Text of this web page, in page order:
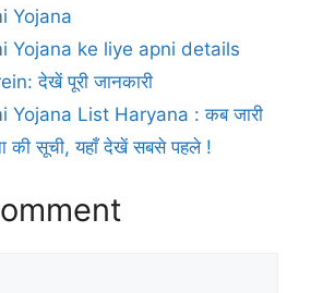
Yojana
Yojana ke liye apni details
देखें पूरी जानकारी
Yojana List Haryana : कब जारी
की सूची, यहाँ देखें सबसे पहले !